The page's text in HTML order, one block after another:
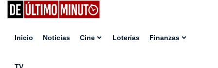
Inicio Noticias Cine Loterías Finanzas